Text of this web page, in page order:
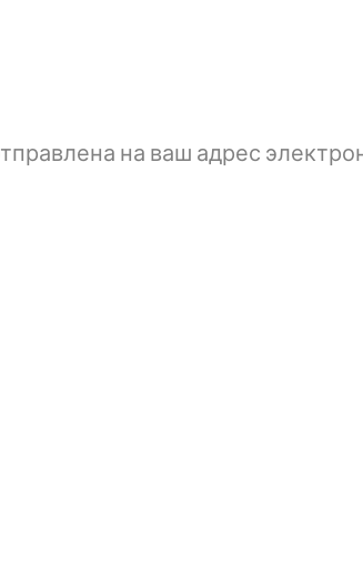
​​на ваш адрес